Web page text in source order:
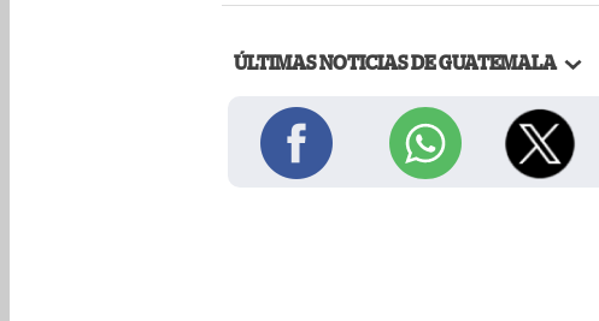
ÚLTIMAS NOTICIAS DE GUATEMALA